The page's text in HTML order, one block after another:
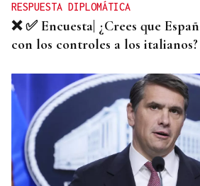
RESPUESTA DIPLOMÁTICA
❌ ✅ Encuesta| ¿Crees que
con los controles a los italianos?